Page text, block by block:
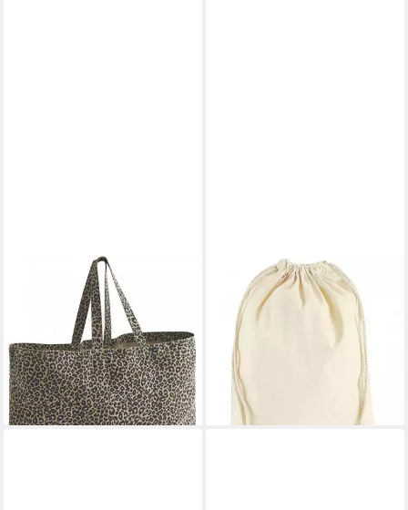
WESTFORD MILL
Umhängetasche Leopard
Print Canvas Oversized
Umhängetasche
18,60 €
lieferbar - in 4-5 Werktagen bei dir
WESTFORD MILL
Turnbeutel Premium Cotton
Stuff Bag / verschiedene
Größen
ab 13,47 €
lieferbar - in 4-5 Werktagen bei dir